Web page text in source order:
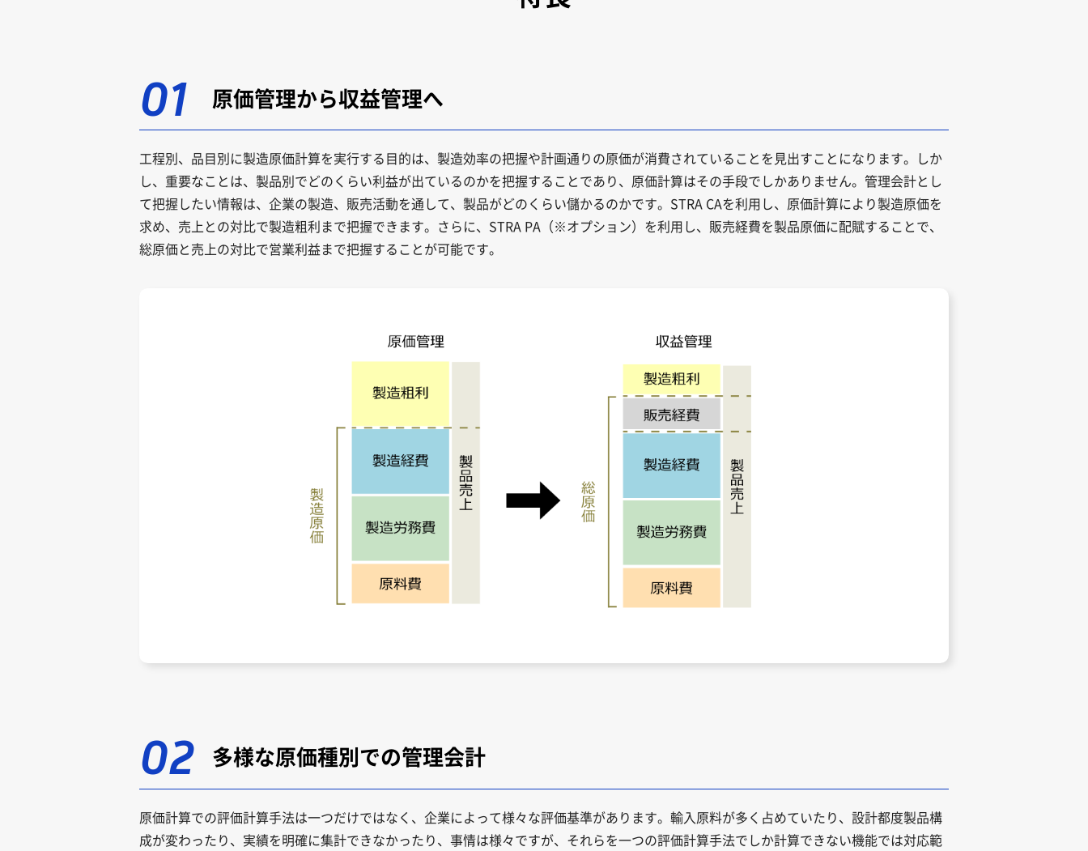
01 原価管理から収益管理へ
工程別、品目別に製造原価計算を実行する目的は、製造効率の把握や計画通りの原価が消費されていることを見出すことになります。しか
し、重要なことは、製品別でどのくらい利益が出ているのかを把握することであり、原価計算はその手段でしかありません。管理会計とし
て把握したい情報は、企業の製造、販売活動を通して、製品がどのくらい儲かるのかです。STRA CAを利用し、原価計算により製造原価を
求め、売上との対比で製造粗利まで把握できます。さらに、STRA PA（※オプション）を利用し、販売経費を製品原価に配賦することで、
総原価と売上の対比で営業利益まで把握することが可能です。
02 多様な原価種別での管理会計
原価計算での評価計算手法は一つだけではなく、企業によって様々な評価基準があります。輸入原料が多く占めていたり、設計都度製品構
成が変わったり、実績を明確に集計できなかったり、事情は様々ですが、それらを一つの評価計算手法でしか計算できない機能では対応範